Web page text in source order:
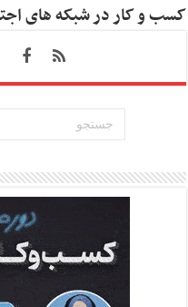
کسب و کار در شبکه های